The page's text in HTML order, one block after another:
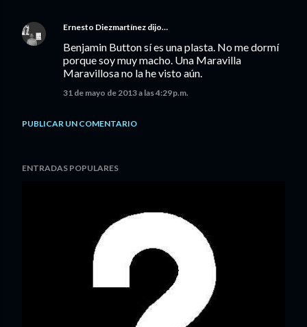
Ernesto Diezmartínez dijo…
Benjamin Button sí es una plasta. No me dormí
porque soy muy macho. Una Maravilla
Maravillosa no la he visto aún.
31 de mayo de 2013 a las 4:29 p.m.
PUBLICAR UN COMENTARIO
ENTRADAS POPULARES